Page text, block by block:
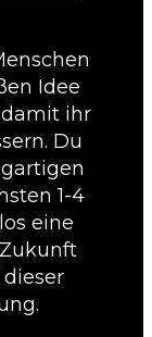
Idee
ihr
Du
1-4
eine